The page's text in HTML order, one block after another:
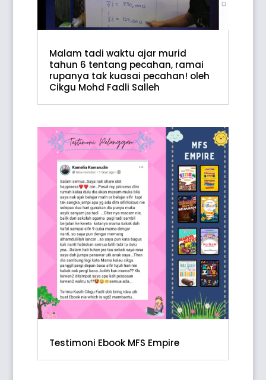
Malam tadi waktu ajar murid
tahun 6 tentang pecahan, ramai
rupanya tak kuasai pecahan! oleh
Cikgu Mohd Fadli Salleh
Testimoni Ebook MFS Empire